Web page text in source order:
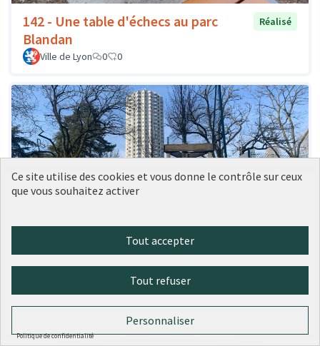
142 - Une table d'échecs au parc
Blandan
Réalisé
Ville de Lyon 0 0
41 - Des plantes grimpantes sur les
grilles des city stades
Ce site utilise des cookies et vous donne le contrôle sur ceux
que vous souhaitez activer
Tout accepter
Tout refuser
Personnaliser
Politique de confidentialité